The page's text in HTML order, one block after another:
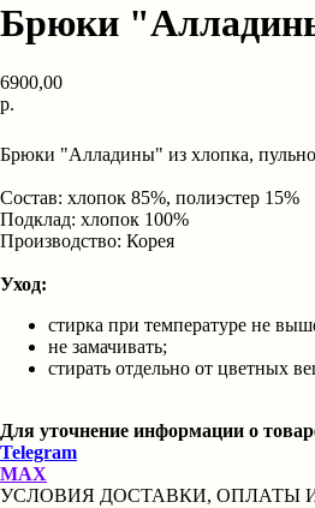
Брюки
6900,00
р.
Брюки "Алладины" из хлопка,
Состав: хлопок 85%, полиэстер 15%
Подклад: хлопок 100%
Производство: Корея
Уход:
стирка при температуре не
не замачивать;
стирать отдельно от цветных
Для уточнение информации о
Telegram
MAX
УСЛОВИЯ ДОСТАВКИ, ОПЛАТЫ